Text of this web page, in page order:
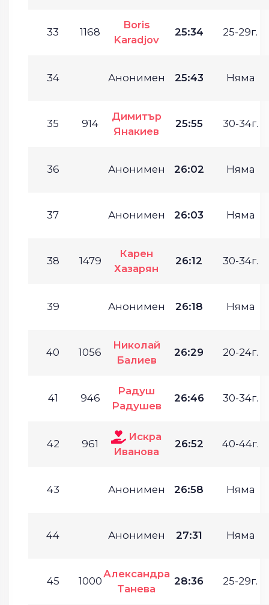
33 1168
Boris
Karadjov
25:34 25-29г.
34 Анонимен 25:43 Няма
35 914
Димитър
Янакиев
25:55 30-34г.
36 Анонимен 26:02 Няма
37 Анонимен 26:03 Няма
38 1479
Карен
Хазарян
26:12 30-34г.
39 Анонимен 26:18 Няма
40 1056
Николай
Балиев
26:29 20-24г.
41 946
Радуш
Радушев
26:46 30-34г.
42 961
Искра
Иванова
26:52 40-44г.
43 Анонимен 26:58 Няма
44 Анонимен 27:31 Няма
45 1000
Александра
Танева
28:36 25-29г.